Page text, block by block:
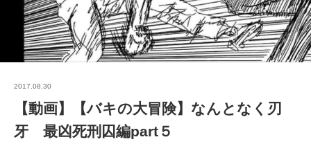
2017.08.30
【動画】【バキの大冒険】なんとなく刃
牙 最凶死刑囚編part５